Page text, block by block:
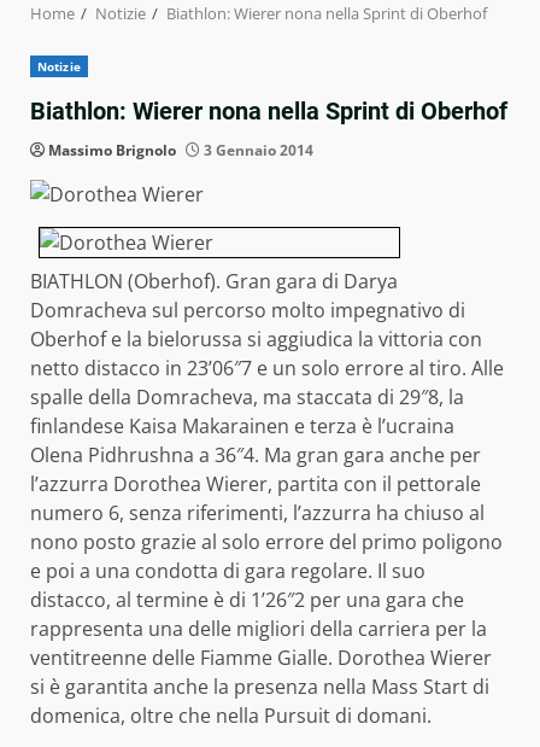
Home Notizie Biathlon: Wierer nona nella Sprint di Oberhof
Notizie
Biathlon: Wierer nona nella Sprint di Oberhof
Massimo Brignolo 3 Gennaio 2014
BIATHLON (Oberhof). Gran gara di Darya
Domracheva sul percorso molto impegnativo di
Oberhof e la bielorussa si aggiudica la vittoria con
netto distacco in 23’06″7 e un solo errore al tiro. Alle
spalle della Domracheva, ma staccata di 29″8, la
finlandese Kaisa Makarainen e terza è l’ucraina
Olena Pidhrushna a 36″4. Ma gran gara anche per
l’azzurra Dorothea Wierer, partita con il pettorale
numero 6, senza riferimenti, l’azzurra ha chiuso al
nono posto grazie al solo errore del primo poligono
e poi a una condotta di gara regolare. Il suo
distacco, al termine è di 1’26″2 per una gara che
rappresenta una delle migliori della carriera per la
ventitreenne delle Fiamme Gialle. Dorothea Wierer
si è garantita anche la presenza nella Mass Start di
domenica, oltre che nella Pursuit di domani.